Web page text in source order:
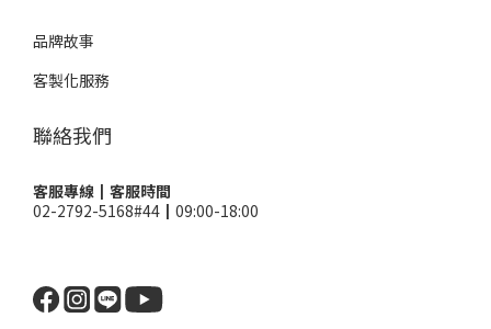
品牌故事
客製化服務
聯絡我們
客服專線┃客服時間
02-2792-5168#44┃09:00-18:00